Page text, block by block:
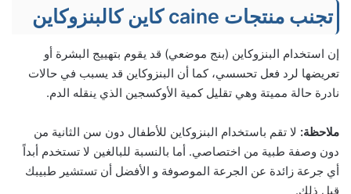
تجنب منتجات caine كاين كالبنزوكاين
إن استخدام البنزوكاين (بنج موضعي) قد يقوم بتهييج البشرة أو
تعريضها لرد فعل تحسسي، كما أن البنزوكاين قد يسبب في حالات
نادرة حالة مميتة وهي تقليل كمية الأوكسجين الذي ينقله الدم.
ملاحظة: لا تقم باستخدام البنزوكاين للأطفال دون سن الثانية من
دون وصفة طبية من اختصاصي. أما بالنسبة للبالغين لا تستخدم أبداً
أي جرعة زائدة عن الجرعة الموصوفة و الأفضل أن تستشير طبيبك
قبل ذلك.